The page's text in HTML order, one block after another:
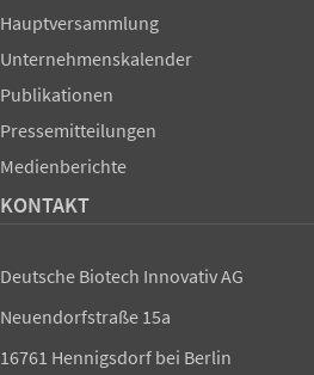
Hauptversammlung
Unternehmenskalender
Publikationen
Pressemitteilungen
Medienberichte
KONTAKT
Deutsche Biotech Innovativ AG
Neuendorfstraße 15a
16761 Hennigsdorf bei Berlin